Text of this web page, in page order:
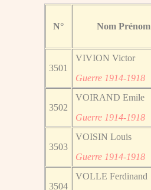
N° Nom Prénom
3501
VIVION Victor
Guerre 1914-1918
3502
VOIRAND Emile
Guerre 1914-1918
3503
VOISIN Louis
Guerre 1914-1918
3504
VOLLE Ferdinand